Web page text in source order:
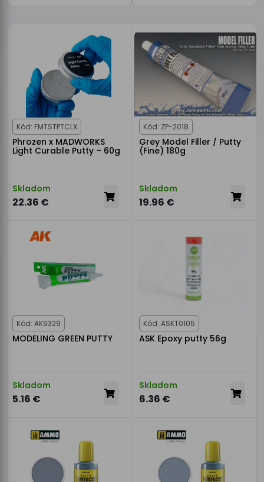
Kód: FMTSTPTCLX
Phrozen x MADWORKS
Light Curable Putty – 60g
Skladom
22.36 €
Kód: ZP-2018
Grey Model Filler / Putty
(Fine) 180g
Skladom
19.96 €
Kód: AK9329
MODELING GREEN PUTTY
Skladom
5.16 €
Kód: ASKT0105
ASK Epoxy putty 56g
Skladom
6.36 €